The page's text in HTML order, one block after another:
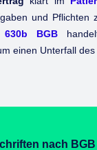
und Pflichten
BGB
einen Unterfall des
nach BGB